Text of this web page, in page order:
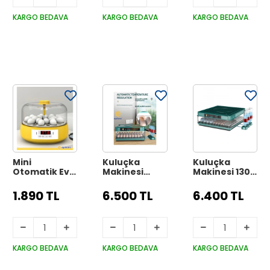
Çıkım
Makinesi İçin
KARGO BEDAVA KARGO BEDAVA
Yetiştiriciliği
Wifi Kamera
KARGO BEDAVA
Mini
Otomatik Ev
Papağan
Bıldırcın
Makinesi 18li
Yumurtalı
Mx-18
1.890 TL
KARGO BEDAVA
Kuluçka
Makinesi
130 Lu Tam
Otomatik
Motorlu
6.500 TL
KARGO BEDAVA
Kuluçka
Makinesi 130
Otomatik
Yedek
6.400 TL
KARGO BEDAVA